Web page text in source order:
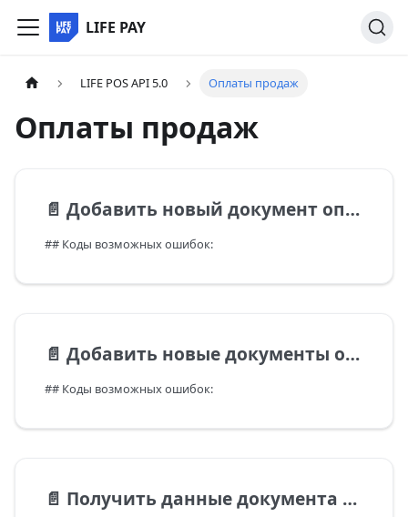
LIFE PAY
LIFE POS API 5.0 Оплаты продаж
Оплаты продаж
📄️ Добавить новый документ оплаты по сделке продажи
## Коды возможных ошибок:
📄️ Добавить новые документы оплаты по сделке продажи
## Коды возможных ошибок:
📄️ Получить данные документа оплаты по сделке продажи